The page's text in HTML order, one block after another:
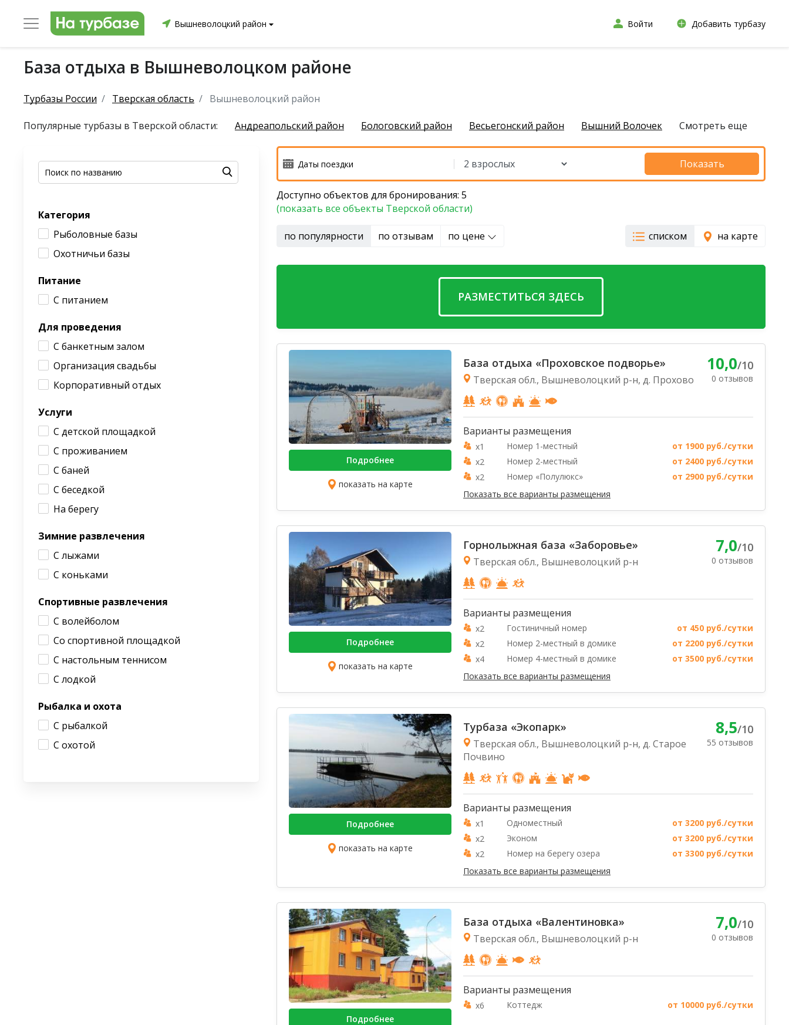
Вышневолоцкий район Войти Добавить турбазу
База отдыха в Вышневолоцком районе
Турбазы России Тверская область Вышневолоцкий район
Популярные турбазы в Тверской области: Андреапольский район Бологовский район Весьегонский район Вышний Волочек Смотреть еще
Категория
Рыболовные базы
Охотничьи базы
Питание
С питанием
Для проведения
С банкетным залом
Организация свадьбы
Корпоративный отдых
Услуги
С детской площадкой
С проживанием
С баней
С беседкой
На берегу
Зимние развлечения
С лыжами
С коньками
Спортивные развлечения
С волейболом
Со спортивной площадкой
С настольным теннисом
С лодкой
Рыбалка и охота
С рыбалкой
С охотой
Показать
Доступно объектов для бронирования: 5
(показать все объекты Тверской области)
по популярности по отзывам по цене списком на карте
РАЗМЕСТИТЬСЯ ЗДЕСЬ
Подробнее
показать на карте
База отдыха «Проховское подворье»
Тверская обл., Вышневолоцкий р-н, д. Прохово
10,0/10
0 отзывов
Варианты размещения
x1 Номер 1-местный
от 1900 руб./сутки
x2
Номер 2-местный
от 2400 руб./сутки
x2
Номер «Полулюкс»
от 2900 руб./сутки
Показать все варианты размещения
Подробнее
показать на карте
Горнолыжная база «Заборовье»
Тверская обл., Вышневолоцкий р-н
7,0/10
0 отзывов
Варианты размещения
x2 Гостиничный номер
от 450 руб./сутки
x2
Номер 2-местный в домике
от 2200 руб./сутки
x4
Номер 4-местный в домике
от 3500 руб./сутки
Показать все варианты размещения
Подробнее
показать на карте
Турбаза «Экопарк»
Тверская обл., Вышневолоцкий р-н, д. Старое
Почвино
8,5/10
55 отзывов
Варианты размещения
x1 Одноместный
от 3200 руб./сутки
x2
Эконом
от 3200 руб./сутки
x2
Номер на берегу озера
от 3300 руб./сутки
Показать все варианты размещения
Подробнее
База отдыха «Валентиновка»
Тверская обл., Вышневолоцкий р-н
7,0/10
0 отзывов
Варианты размещения
x6 Коттедж от 10000 руб./сутки
Онежский район
Приморский район